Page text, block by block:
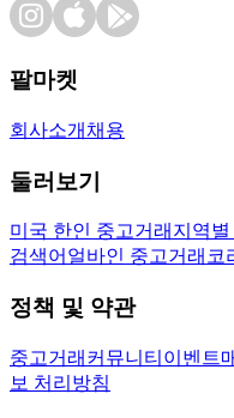
팔마켓
회사소개 채용
둘러보기
미국 한인 중고거래 지역별
검색어 얼바인 중고거래 코
정책 및 약관
중고거래 커뮤니티 이벤트
보 처리방침